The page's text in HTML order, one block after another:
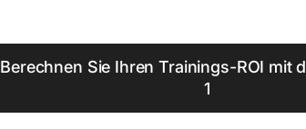
Berechnen Sie Ihren Trainings-ROI mit
1